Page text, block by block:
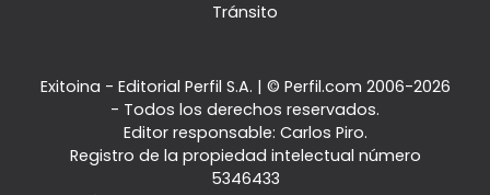
Tránsito
Exitoina - Editorial Perfil S.A. | © Perfil.com 2006-2026
- Todos los derechos reservados.
Editor responsable: Carlos Piro.
Registro de la propiedad intelectual número
5346433